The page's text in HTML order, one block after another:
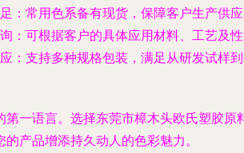
：常用色系备有现货，保障客户生产供应
：可根据客户的具体应用材料、工艺及
：支持多种规格包装，满足从研发试样
第一语言。选择东莞市樟木头欧氏塑胶
的产品增添持久动人的色彩魅力。